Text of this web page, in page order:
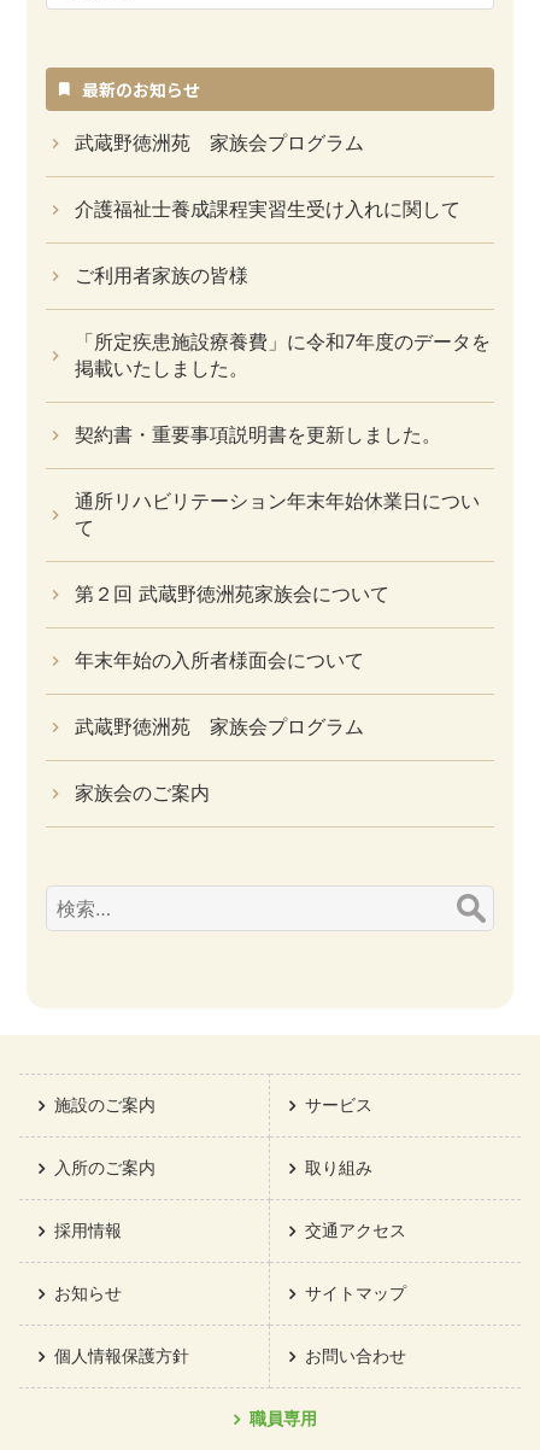
ブ
最新のお知らせ
武蔵野徳洲苑 家族会プログラム
介護福祉士養成課程実習生受け入れに関して
ご利用者家族の皆様
「所定疾患施設療養費」に令和7年度のデータを
掲載いたしました。
契約書・重要事項説明書を更新しました。
通所リハビリテーション年末年始休業日につい
て
第２回 武蔵野徳洲苑家族会について
年末年始の入所者様面会について
武蔵野徳洲苑 家族会プログラム
家族会のご案内
検
索:
施設のご案内 サービス
入所のご案内 取り組み
採用情報 交通アクセス
お知らせ サイトマップ
個人情報保護方針 お問い合わせ
職員専用